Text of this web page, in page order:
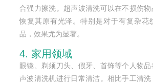
合强力擦洗。超声波清洗可以在不损伤物
恢复其原有光泽。特别是对于有复杂花
品，效果尤为显著。
4. 家用领域
眼镜、剃须刀头、假牙、首饰等个人物
声波清洗机进行日常清洁。相比手工清